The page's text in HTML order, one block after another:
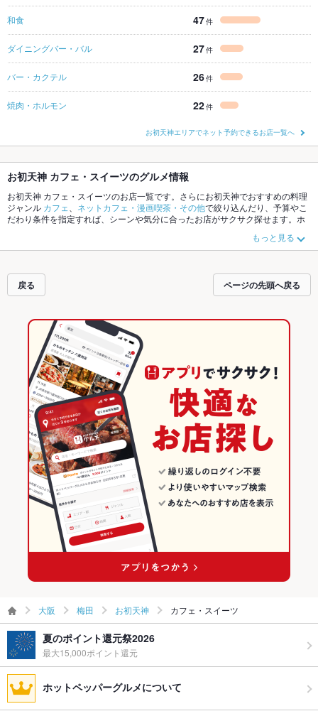
和食 47件
ダイニングバー・バル 27件
バー・カクテル 26件
焼肉・ホルモン 22件
お初天神エリアでネット予約できるお店一覧へ
お初天神 カフェ・スイーツのグルメ情報
お初天神 カフェ・スイーツのお店一覧です。さらにお初天神でおすすめの料理
ジャンル カフェ ネットカフェ・漫画喫茶・その他で絞り込んだり、予算やこ
だわり条件を指定すれば、シーンや気分に合ったお店がサクサク探せます。ホ
節のおすすめ料理など、お店の最新情報をご紹介しているので安心！24時間使
える簡単便利なネット予約が使えるお店も拡大中です。友達どうしの飲み会に
ルメをご利用ください。
もっと見る
戻る ページの先頭へ戻る
大阪 梅田 お初天神 カフェ・スイーツ
夏のポイント還元祭2026
最大15,000ポイント還元
ホットペッパーグルメについて